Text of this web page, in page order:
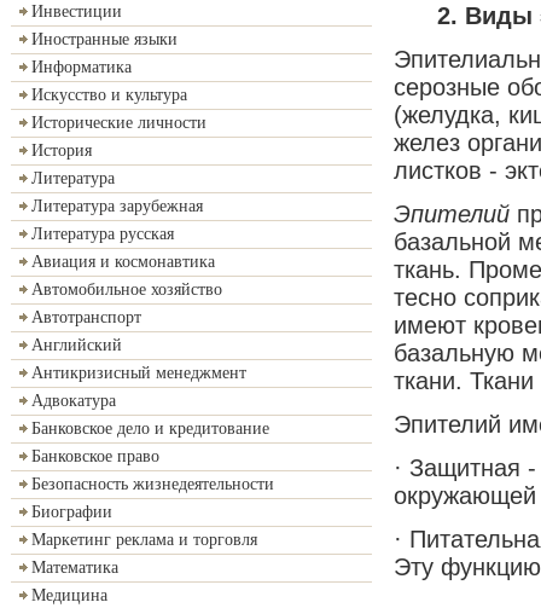
Инвестиции
Иностранные языки
Информатика
Искусство и культура
Исторические личности
История
Литература
Литература зарубежная
Литература русская
Авиация и космонавтика
Автомобильное хозяйство
Автотранспорт
Английский
Антикризисный менеджмент
Адвокатура
Банковское дело и кредитование
Банковское право
Безопасность жизнедеятельности
Биографии
Маркетинг реклама и торговля
Математика
Медицина
2. Виды
серозные
(желудка,
желез
листков -
Эпителий
базальной
ткань.
тесно
имеют
базальную
ткани.
Эпителий
· Защитная -
окружающей
·
Эту